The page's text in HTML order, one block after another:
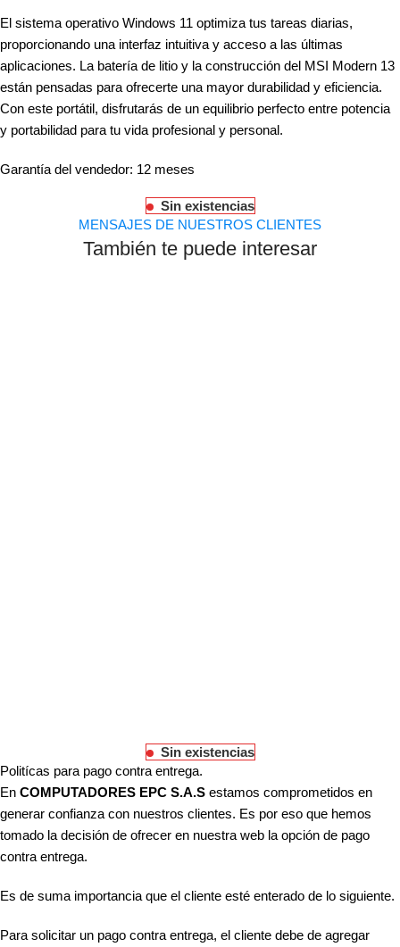
El sistema operativo Windows 11 optimiza tus tareas diarias,
proporcionando una interfaz intuitiva y acceso a las últimas
aplicaciones. La batería de litio y la construcción del MSI Modern 13
están pensadas para ofrecerte una mayor durabilidad y eficiencia.
Con este portátil, disfrutarás de un equilibrio perfecto entre potencia
y portabilidad para tu vida profesional y personal.
Garantía del vendedor: 12 meses
Sin existencias
MENSAJES DE NUESTROS CLIENTES
También te puede interesar
Sin existencias
Politícas para pago contra entrega.
En COMPUTADORES EPC S.A.S estamos comprometidos en
generar confianza con nuestros clientes. Es por eso que hemos
tomado la decisión de ofrecer en nuestra web la opción de pago
contra entrega.
Es de suma importancia que el cliente esté enterado de lo siguiente.
Para solicitar un pago contra entrega, el cliente debe de agregar